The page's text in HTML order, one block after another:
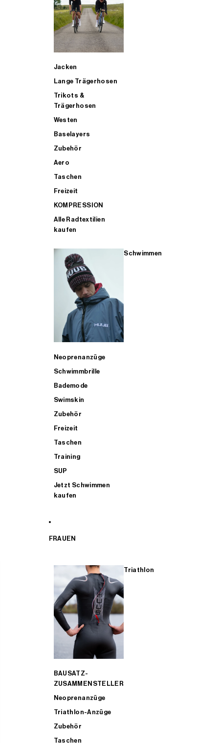
Jacken
Lange Trägerhosen
Trikots &
Trägerhosen
Westen
Baselayers
Zubehör
Aero
Taschen
Freizeit
KOMPRESSION
Alle Radtextilien
kaufen
Schwimmen
Neoprenanzüge
Schwimmbrille
Bademode
Swimskin
Zubehör
Freizeit
Taschen
Training
SUP
Jetzt Schwimmen
kaufen
FRAUEN
Triathlon
BAUSATZ-
ZUSAMMENSTELLER
Neoprenanzüge
Triathlon-Anzüge
Zubehör
Taschen
ALLE TRIATHLONARTIKEL FÜR MÄNNER KAUFEN